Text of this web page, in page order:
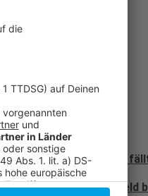
dem 1. Wochenende
- so haben wir im Vorfeld